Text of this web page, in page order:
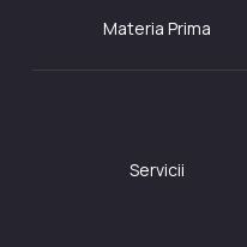
Materia Prima
Servicii